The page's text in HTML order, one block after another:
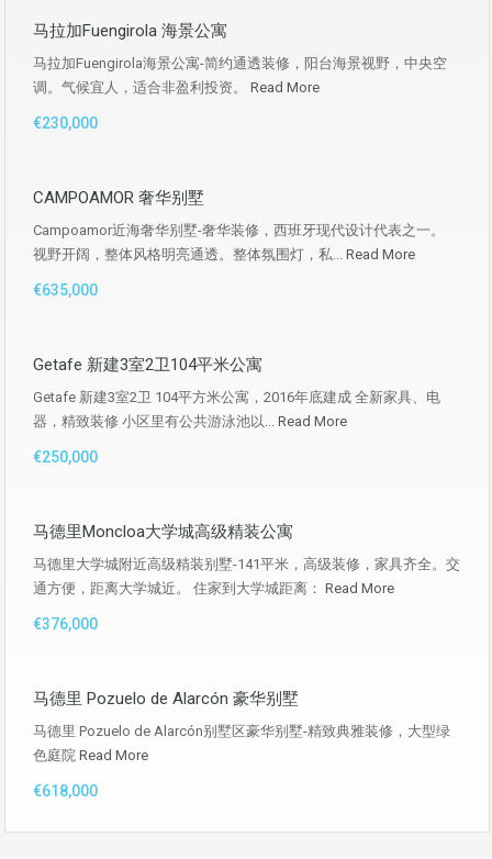
马拉加Fuengirola 海景公寓
马拉加Fuengirola海景公寓-简约通透装修，阳台海景视野，中央空
调。气候宜人，适合非盈利投资。 Read More
€230,000
CAMPOAMOR 奢华别墅
Campoamor近海奢华别墅-奢华装修，西班牙现代设计代表之一。
视野开阔，整体风格明亮通透。整体氛围灯，私... Read More
€635,000
Getafe 新建3室2卫104平米公寓
Getafe 新建3室2卫 104平方米公寓，2016年底建成 全新家具、电
器，精致装修 小区里有公共游泳池以... Read More
€250,000
马德里Moncloa大学城高级精装公寓
马德里大学城附近高级精装别墅-141平米，高级装修，家具齐全。交
通方便，距离大学城近。 住家到大学城距离： Read More
€376,000
马德里 Pozuelo de Alarcón 豪华别墅
马德里 Pozuelo de Alarcón别墅区豪华别墅-精致典雅装修，大型绿
色庭院 Read More
€618,000